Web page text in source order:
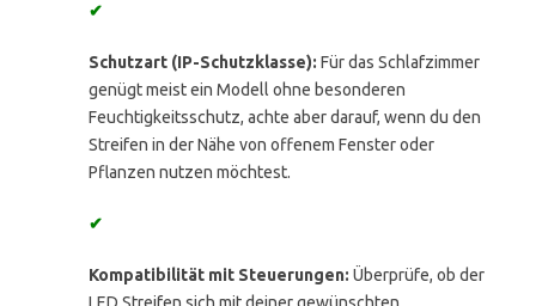
✔
Schutzart (IP-Schutzklasse): Für das Schlafzimmer
genügt meist ein Modell ohne besonderen
Feuchtigkeitsschutz, achte aber darauf, wenn du den
Streifen in der Nähe von offenem Fenster oder
Pflanzen nutzen möchtest.
✔
Kompatibilität mit Steuerungen: Überprüfe, ob der